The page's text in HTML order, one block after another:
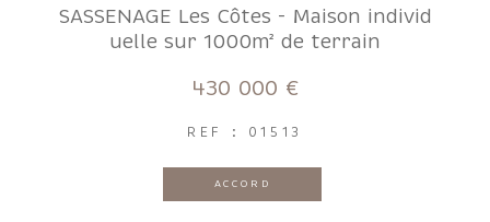
SASSENAGE Les Côtes - Maison individ
uelle sur 1000m² de terrain
430 000 €
REF : 01513
ACCORD